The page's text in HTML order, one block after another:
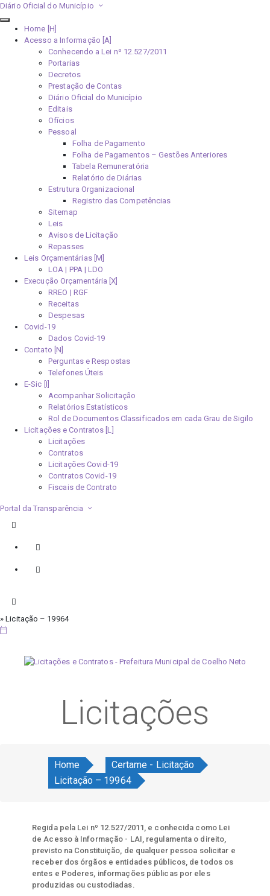
Diário Oficial do Município
Home [H]
Acesso a Informação [A]
Conhecendo a Lei nº 12.527/2011
Portarias
Decretos
Prestação de Contas
Diário Oficial do Município
Editais
Ofícios
Pessoal
Folha de Pagamento
Folha de Pagamentos – Gestões Anteriores
Tabela Remuneratória
Relatório de Diárias
Estrutura Organizacional
Registro das Competências
Sitemap
Leis
Avisos de Licitação
Repasses
Leis Orçamentárias [M]
LOA | PPA | LDO
Execução Orçamentária [X]
RREO | RGF
Receitas
Despesas
Covid-19
Dados Covid-19
Contato [N]
Perguntas e Respostas
Telefones Úteis
E-Sic [I]
Acompanhar Solicitação
Relatórios Estatísticos
Rol de Documentos Classificados em cada Grau de Sigilo
Licitações e Contratos [L]
Licitações
Contratos
Licitações Covid-19
Contratos Covid-19
Fiscais de Contrato
Portal da Transparência
» Licitação – 19964
Licitações
Home
Certame - Licitação
Licitação – 19964
Regida pela Lei nº 12.527/2011, e conhecida como Lei
de Acesso à Informação - LAI, regulamenta o direito,
previsto na Constituição, de qualquer pessoa solicitar e
receber dos órgãos e entidades públicos, de todos os
entes e Poderes, informações públicas por eles
produzidas ou custodiadas.